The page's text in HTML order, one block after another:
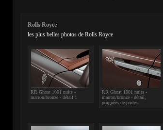
Rolls Royce
les plus belles photos de Rolls Royce
RR Ghost 1001 nuits -
marron/bronze - détail 1
RR Ghost 1001 nuits -
marron/bronze - détail,
poignées de portes